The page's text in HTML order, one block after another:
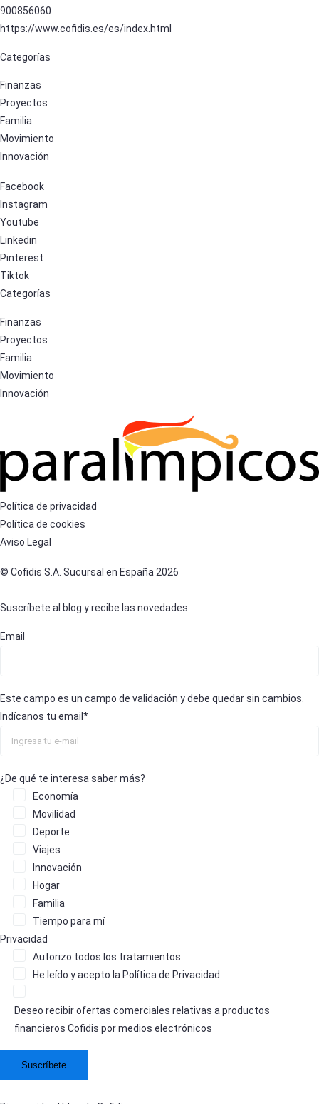
900856060
https://www.cofidis.es/es/index.html
Categorías
Finanzas
Proyectos
Familia
Movimiento
Innovación
Facebook
Instagram
Youtube
Linkedin
Pinterest
Tiktok
Categorías
Finanzas
Proyectos
Familia
Movimiento
Innovación
Política de privacidad
Política de cookies
Aviso Legal
© Cofidis S.A. Sucursal en España 2026
Suscríbete al blog y recibe las novedades.
Email
Este campo es un campo de validación y debe quedar sin cambios.
Indícanos tu email *
¿De qué te interesa saber más?
Economía
Movilidad
Deporte
Viajes
Innovación
Hogar
Familia
Tiempo para mí
Privacidad
Autorizo todos los tratamientos
He leído y acepto la Política de Privacidad
Deseo recibir ofertas comerciales relativas a productos
financieros Cofidis por medios electrónicos